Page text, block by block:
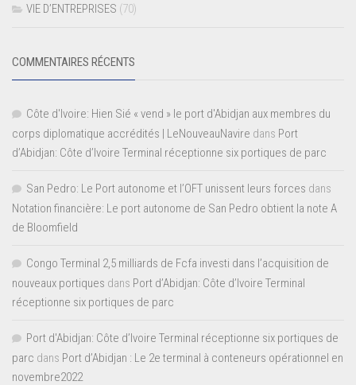
VIE D’ENTREPRISES (70)
COMMENTAIRES RÉCENTS
Côte d'Ivoire: Hien Sié « vend » le port d'Abidjan aux membres du
corps diplomatique accrédités | LeNouveauNavire dans Port
d’Abidjan: Côte d’Ivoire Terminal réceptionne six portiques de parc
San Pedro: Le Port autonome et l’OFT unissent leurs forces dans
Notation financière: Le port autonome de San Pedro obtient la note A
de Bloomfield
Congo Terminal 2,5 milliards de Fcfa investi dans l’acquisition de
nouveaux portiques dans Port d’Abidjan: Côte d’Ivoire Terminal
réceptionne six portiques de parc
Port d'Abidjan: Côte d’Ivoire Terminal réceptionne six portiques de
parc dans Port d’Abidjan : Le 2e terminal à conteneurs opérationnel en
novembre2022